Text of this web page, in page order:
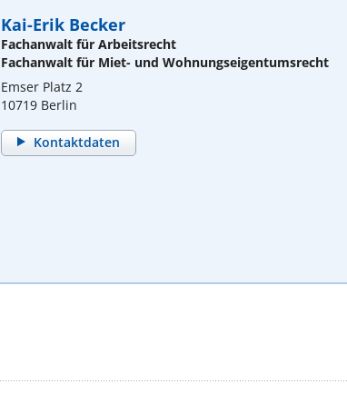
Kai-Erik Becker
Fachanwalt für Arbeitsrecht
Fachanwalt für Miet- und Wohnungseigentumsrecht
Emser Platz 2
10719 Berlin
Kontaktdaten